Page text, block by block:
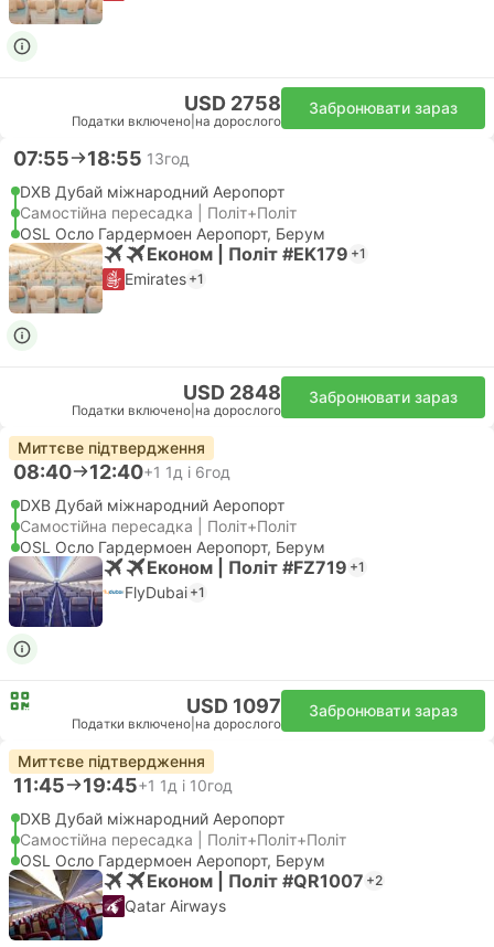
USD 2758
Податки включено на дорослого
Забронювати зараз
07:55 18:55 13год
DXB Дубай міжнародний Аеропорт
Самостійна пересадка | Політ+Політ
OSL Осло Гардермоен Аеропорт, Берум
Економ | Політ #EK179 +1
Emirates +1
USD 2848
Податки включено на дорослого
Забронювати зараз
Миттєве підтвердження
08:40 12:40+1 1д і 6год
DXB Дубай міжнародний Аеропорт
Самостійна пересадка | Політ+Політ
OSL Осло Гардермоен Аеропорт, Берум
Економ | Політ #FZ719 +1
FlyDubai +1
USD 1097
Податки включено на дорослого
Забронювати зараз
Миттєве підтвердження
11:45 19:45+1 1д і 10год
DXB Дубай міжнародний Аеропорт
Самостійна пересадка | Політ+Політ+Політ
OSL Осло Гардермоен Аеропорт, Берум
Економ | Політ #QR1007 +2
Qatar Airways